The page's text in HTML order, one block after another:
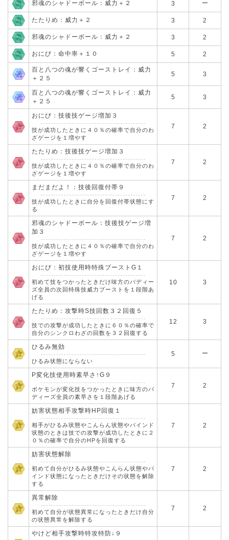
邪魂のシャドーボール：威力＋２ 3 ー
たたりめ：威力＋２ 3 2
邪魂のシャドーボール：威力＋２ 3 2
おにび：命中率＋１０ 5 2
百と八つの魂が響くゴーストレイ：威力
＋２５
5 3
百と八つの魂が響くゴーストレイ：威力
＋２５
5 3
おにび：技後技ゲージ増加３
技が成功したときに４０％の確率で自分のわ
ざゲージを１増やす
7 2
たたりめ：技後技ゲージ増加３
技が成功したときに４０％の確率で自分のわ
ざゲージを１増やす
7 2
まだまだよ！：技後回復付帯９
技が成功したときに自分を回復付帯状態にす
る
7 2
邪魂のシャドーボール：技後技ゲージ増
加３
技が成功したときに４０％の確率で自分のわ
ざゲージを１増やす
7 2
おにび：初技使用時特殊ブーストG１
初めて技をつかったときだけ味方のバディー
ズ全員の次回特殊技威力ブーストを１段階あ
げる
10 3
たたりめ：攻撃時S技回数３２回復５
技での攻撃が成功したときに６０％の確率で
自分のシンクロわざの回数を３２回復する
12 3
ひるみ無効
ひるみ状態にならない
5 ー
P変化技使用時素早さ↑G９
ポケモンが変化技をつかったときに味方のバ
ディーズ全員の素早さを１段階あげる
7 2
妨害状態相手攻撃時HP回復１
相手がひるみ状態やこんらん状態やバインド
状態のときは技での攻撃が成功したときに２
０％の確率で自分のHPを回復する
7 2
妨害状態解除
初めて自分がひるみ状態やこんらん状態やバ
インド状態になったときだけその状態を解除
する
7 2
異常解除
初めて自分が状態異常になったときだけ自分
の状態異常を解除する
7 2
やけど相手攻撃時特攻特防↓９